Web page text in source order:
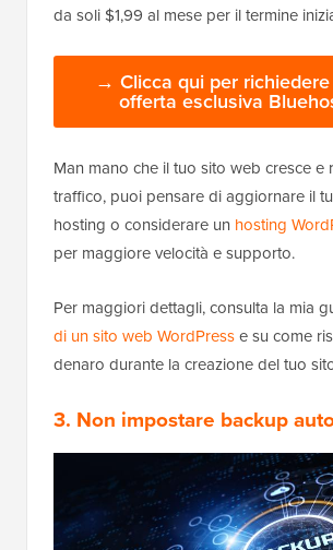
da soli $1,99 al mese per il termine
→ Clicca qui per
offerta esclusiva
Man mano che il tuo sito web cresce e
traffico, puoi pensare di aggiornare il
hosting o considerare un hosting
per maggiore velocità e supporto.
Per maggiori dettagli, consulta la mia
di un sito web WordPresse su come
denaro durante la creazione del tuo
3. Non impostare backup